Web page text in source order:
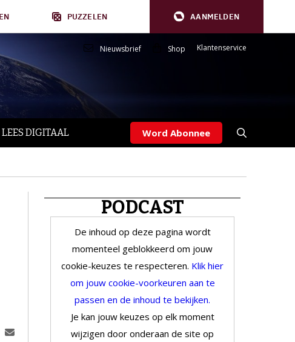
PUZZELEN AANMELDEN
Nieuwsbrief Shop Klantenservice
LEES DIGITAAL Word Abonnee
PODCAST
De inhoud op deze pagina wordt
momenteel geblokkeerd om jouw
cookie-keuzes te respecteren. Klik hier
om jouw cookie-voorkeuren aan te
passen en de inhoud te bekijken.
Je kan jouw keuzes op elk moment
wijzigen door onderaan de site op